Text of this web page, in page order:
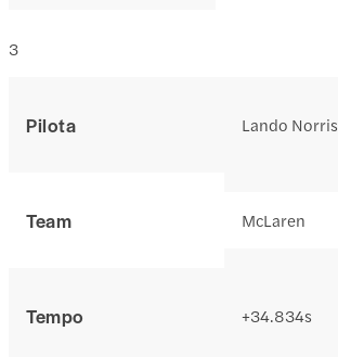
Pilota
Team
Tempo
3
Lando Norris
McLaren
+34.834s